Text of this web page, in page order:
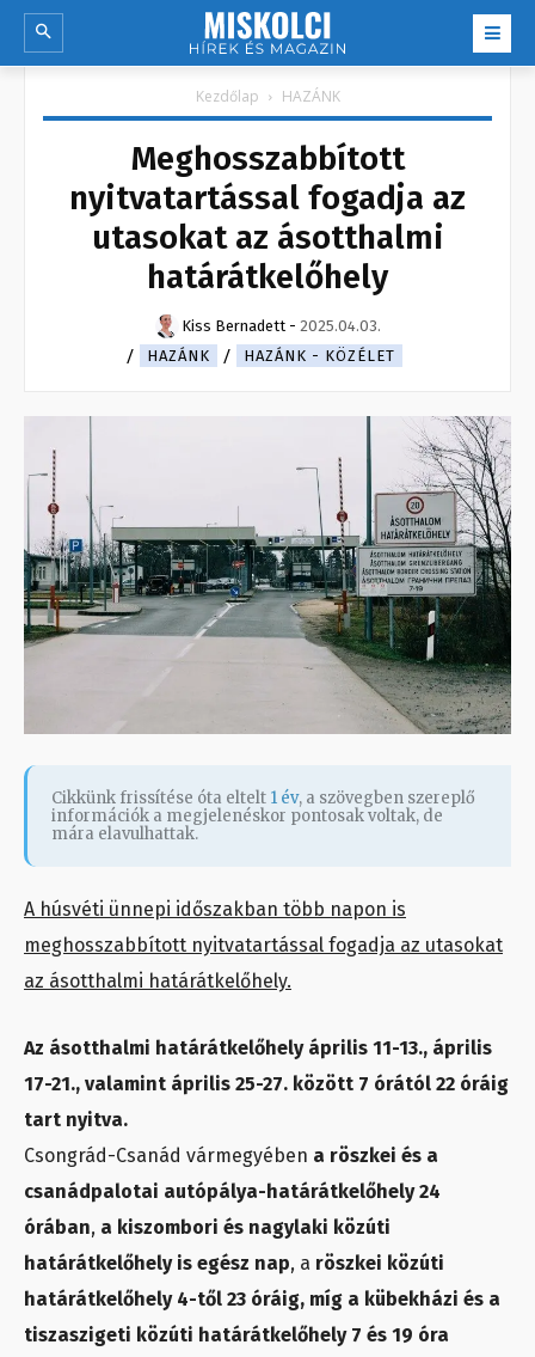
Kezdőlap HAZÁNK
Meghosszabbított
nyitvatartással fogadja az
utasokat az ásotthalmi
határátkelőhely
Kiss Bernadett - 2025.04.03.
HAZÁNK
HAZÁNK - KÖZÉLET
Cikkünk frissítése óta eltelt 1 év, a szövegben szereplő
információk a megjelenéskor pontosak voltak, de
mára elavulhattak.
A húsvéti ünnepi időszakban több napon is
meghosszabbított nyitvatartással fogadja az utasokat
az ásotthalmi határátkelőhely.
Az ásotthalmi határátkelőhely április 11-13., április
17-21., valamint április 25-27. között 7 órától 22 óráig
tart nyitva.
Csongrád-Csanád vármegyében a röszkei és a
csanádpalotai autópálya-határátkelőhely 24
órában, a kiszombori és nagylaki közúti
határátkelőhely is egész nap, a röszkei közúti
határátkelőhely 4-től 23 óráig, míg a kübekházi és a
tiszaszigeti közúti határátkelőhely 7 és 19 óra